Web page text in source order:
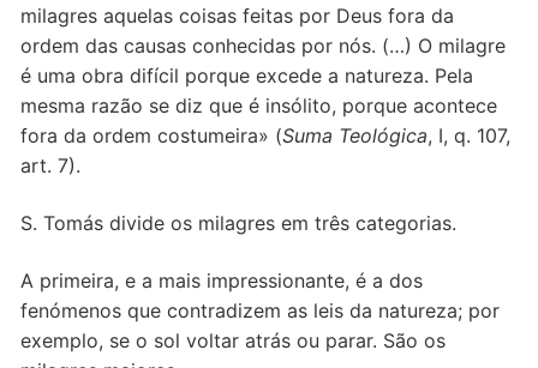
milagres aquelas coisas feitas por Deus fora da
ordem das causas conhecidas por nós. (…) O milagre
é uma obra difícil porque excede a natureza. Pela
mesma razão se diz que é insólito, porque acontece
fora da ordem costumeira» (Suma Teológica, I, q. 107,
art. 7).
S. Tomás divide os milagres em três categorias.
A primeira, e a mais impressionante, é a dos
fenómenos que contradizem as leis da natureza; por
exemplo, se o sol voltar atrás ou parar. São os